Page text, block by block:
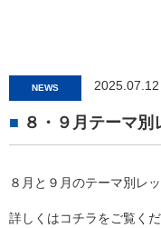
NEWS 2025.07.12
８・９月テーマ
８月と９月のテーマ別レ
詳しくはコチラをご覧く